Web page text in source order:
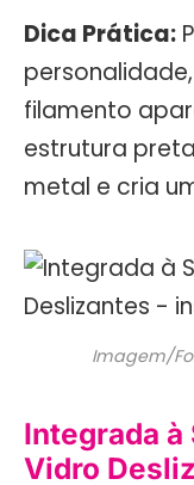
Dica Prática:
filamento
estrutura
metal e cria
Imagem/
Integrada à
Vidro